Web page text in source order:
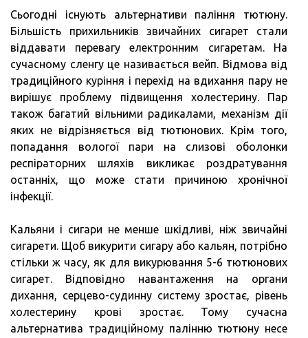
Сьогодні існують альтернативи паління тютюну.
Більшість прихильників звичайних сигарет стали
віддавати перевагу електронним сигаретам. На
сучасному сленгу це називається вейп. Відмова від
традиційного куріння і перехід на вдихання пару не
вирішує проблему підвищення холестерину. Пар
також багатий вільними радикалами, механізм дії
яких не відрізняється від тютюнових. Крім того,
попадання вологої пари на слизові оболонки
респіраторних шляхів викликає роздратування
останніх, що може стати причиною хронічної
інфекції.
Кальяни і сигари не менше шкідливі, ніж звичайні
сигарети. Щоб викурити сигару або кальян, потрібно
стільки ж часу, як для викурювання 5-6 тютюнових
сигарет. Відповідно навантаження на органи
дихання, серцево-судинну систему зростає, рівень
холестерину крові зростає. Тому сучасна
альтернатива традиційному палінню тютюну несе